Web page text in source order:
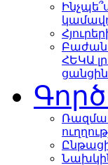
ՀԵԿԱ
ցանցին